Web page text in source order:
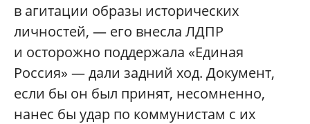
в агитации образы исторических
личностей, — его внесла ЛДПР
и осторожно поддержала «Единая
Россия» — дали задний ход. Документ,
если бы он был принят, несомненно,
нанес бы удар по коммунистам с их